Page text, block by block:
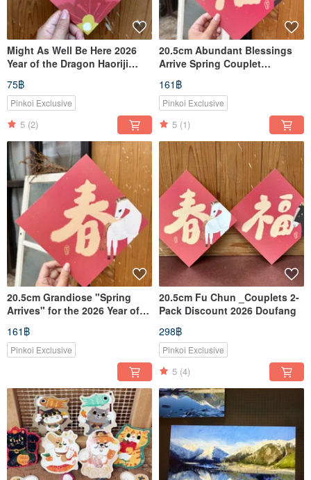
Might As Well Be Here 2026
Year of the Dragon Haoriji
Couplet/Postcard
75฿
Pinkoi Exclusive
5 (2)
20.5cm Abundant Blessings
Arrive Spring Couplet
the Horse
161฿
Pinkoi Exclusive
5 (1)
20.5cm Grandiose "Spring
Arrives" for the 2026 Year of
161฿
Pinkoi Exclusive
20.5cm Fu Chun _Couplets 2-
Pack Discount 2026 Doufang
298฿
Pinkoi Exclusive
5 (4)